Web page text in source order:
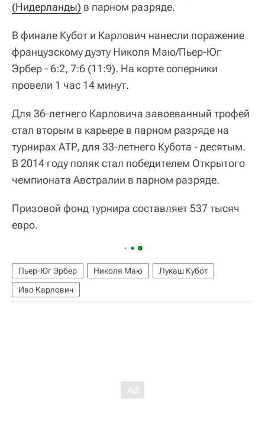
(Нидерланды) в парном разряде.
В финале Кубот и Карлович нанесли поражение
французскому дуэту Николя Маю/Пьер-Юг
Эрбер - 6:2, 7:6 (11:9). На корте соперники
провели 1 час 14 минут.
Для 36-летнего Карловича завоеванный трофей
стал вторым в карьере в парном разряде на
турнирах АТР, для 33-летнего Кубота - десятым.
В 2014 году поляк стал победителем Открытого
чемпионата Австралии в парном разряде.
Призовой фонд турнира составляет 537 тысяч
евро.
Пьер-Юг Эрбер Николя Маю
Лукаш Кубот
Иво Карлович